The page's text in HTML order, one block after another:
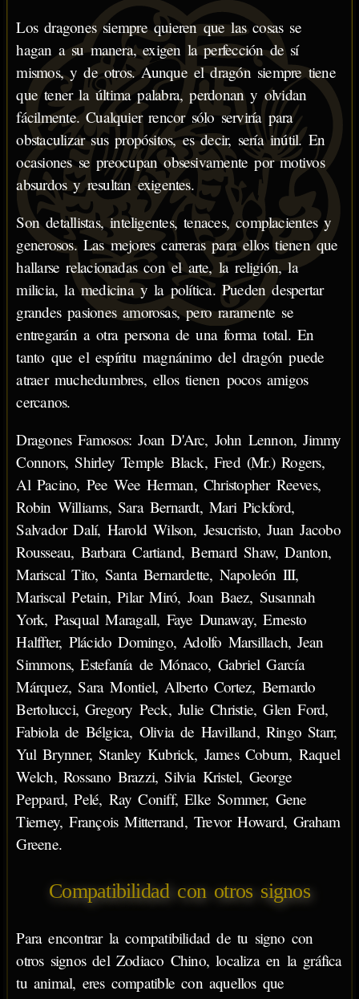
Los dragones siempre quieren que las cosas se
hagan a su manera, exigen la perfección de sí
mismos, y de otros. Aunque el dragón siempre tiene
que tener la última palabra, perdonan y olvidan
fácilmente. Cualquier rencor sólo serviría para
obstaculizar sus propósitos, es decir, sería inútil. En
ocasiones se preocupan obsesivamente por motivos
absurdos y resultan exigentes.
Son detallistas, inteligentes, tenaces, complacientes y
generosos. Las mejores carreras para ellos tienen que
hallarse relacionadas con el arte, la religión, la
milicia, la medicina y la política. Pueden despertar
grandes pasiones amorosas, pero raramente se
entregarán a otra persona de una forma total. En
tanto que el espíritu magnánimo del dragón puede
atraer muchedumbres, ellos tienen pocos amigos
cercanos.
Dragones Famosos: Joan D'Arc, John Lennon, Jimmy
Connors, Shirley Temple Black, Fred (Mr.) Rogers,
Al Pacino, Pee Wee Herman, Christopher Reeves,
Robin Williams, Sara Bernardt, Mari Pickford,
Salvador Dalí, Harold Wilson, Jesucristo, Juan Jacobo
Rousseau, Barbara Cartiand, Bernard Shaw, Danton,
Mariscal Tito, Santa Bernardette, Napoleón III,
Mariscal Petain, Pilar Miró, Joan Baez, Susannah
York, Pasqual Maragall, Faye Dunaway, Ernesto
Halffter, Plácido Domingo, Adolfo Marsillach, Jean
Simmons, Estefanía de Mónaco, Gabriel García
Márquez, Sara Montiel, Alberto Cortez, Bernardo
Bertolucci, Gregory Peck, Julie Christie, Glen Ford,
Fabiola de Bélgica, Olivia de Havilland, Ringo Starr,
Yul Brynner, Stanley Kubrick, James Coburn, Raquel
Welch, Rossano Brazzi, Silvia Kristel, George
Peppard, Pelé, Ray Coniff, Elke Sommer, Gene
Tierney, François Mitterrand, Trevor Howard, Graham
Greene.
Compatibilidad con otros signos
Para encontrar la compatibilidad de tu signo con
otros signos del Zodiaco Chino, localiza en la gráfica
tu animal, eres compatible con aquellos que